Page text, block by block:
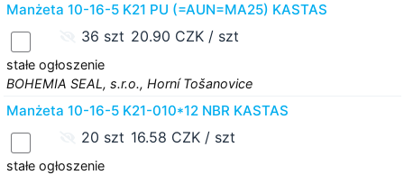
Manżeta 10-16-5 K21 PU (=AUN=MA25) KASTAS
36 szt 20.90 CZK / szt
stałe ogłoszenie
BOHEMIA SEAL, s.r.o., Horní Tošanovice
Manżeta 10-16-5 K21-010*12 NBR KASTAS
20 szt 16.58 CZK / szt
stałe ogłoszenie